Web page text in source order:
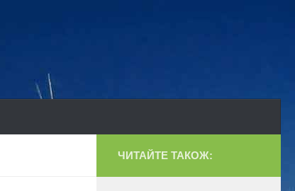
ЧИТАЙТЕ ТАКОЖ: